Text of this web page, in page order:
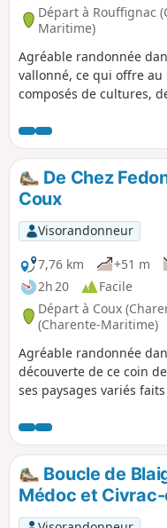
Départ à Rouffignac
Maritime)
Agréable randonnée
vallonné, ce qui offre au
composés de cultures,
nombreuses sources.
exemples du
dont d'anciennes fermes.
De Chez
Coux
Visorandonneur
7,76 km
+51 m
2h 20
Facile
Départ à Coux
(Charente-Maritime)
Agréable randonnée
découverte de ce coin
ses paysages variés
disséminés. De beaux
le parcours.
Boucle de
Médoc et